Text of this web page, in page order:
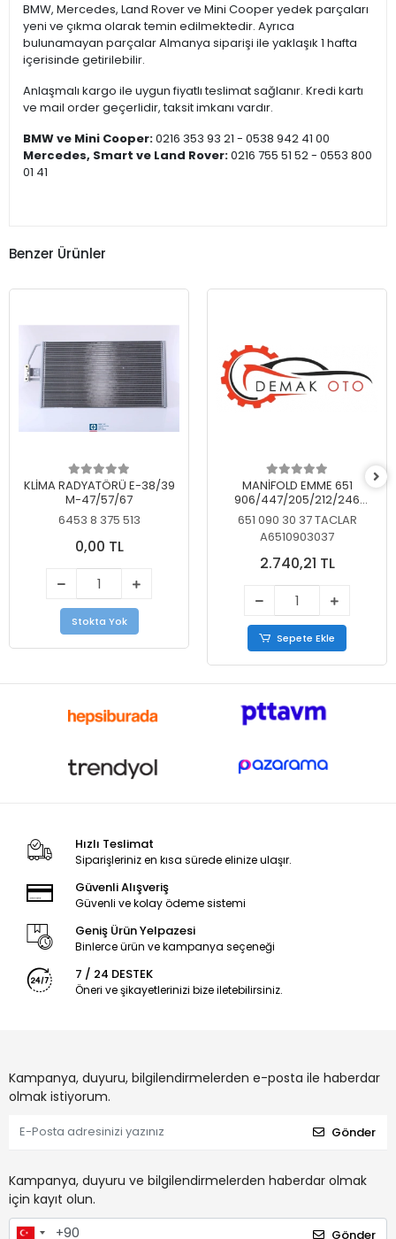
BMW, Mercedes, Land Rover ve Mini Cooper yedek parçaları
yeni ve çıkma olarak temin edilmektedir. Ayrıca
bulunamayan parçalar Almanya siparişi ile yaklaşık 1 hafta
içerisinde getirilebilir.
Anlaşmalı kargo ile uygun fiyatlı teslimat sağlanır. Kredi kartı
ve mail order geçerlidir, taksit imkanı vardır.
BMW ve Mini Cooper:0216 353 93 21 - 0538 942 41 00
Mercedes, Smart ve Land Rover:0216 755 51 52 - 0553 800
01 41
Benzer Ürünler
KLİMA RADYATÖRÜ E-38/39
M-47/57/67
6453 8 375 513
0,00 TL
Stokta Yok
MANİFOLD EMME 651
906/447/205/212/246
KELEBEKSİZ
651 090 30 37 TACLAR
A6510903037
2.740,21 TL
Sepete Ekle
Hızlı Teslimat
Siparişleriniz en kısa sürede elinize ulaşır.
Güvenli Alışveriş
Güvenli ve kolay ödeme sistemi
Geniş Ürün Yelpazesi
Binlerce ürün ve kampanya seçeneği
7 / 24 DESTEK
Öneri ve şikayetlerinizi bize iletebilirsiniz.
Kampanya, duyuru, bilgilendirmelerden e-posta ile haberdar
olmak istiyorum.
Gönder
Kampanya, duyuru ve bilgilendirmelerden haberdar olmak
için kayıt olun.
Gönder